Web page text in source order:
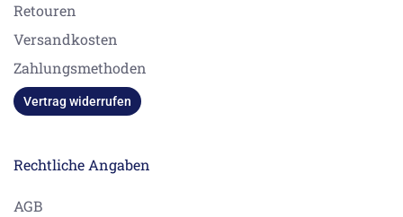
Retouren
Versandkosten
Zahlungsmethoden
Vertrag widerrufen
Rechtliche Angaben
AGB